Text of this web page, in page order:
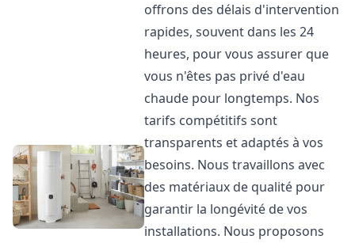
offrons des délais d'intervention
rapides, souvent dans les 24
heures, pour vous assurer que
vous n'êtes pas privé d'eau
chaude pour longtemps. Nos
tarifs compétitifs sont
transparents et adaptés à vos
besoins. Nous travaillons avec
des matériaux de qualité pour
garantir la longévité de vos
installations. Nous proposons